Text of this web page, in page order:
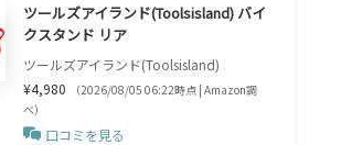
ツールズアイランド(Toolsisland) バイ
クスタンド リア
ツールズアイランド(Toolsisland)
¥4,980
（2026/08/05 06:22時点 | Amazon調
べ）
口コミを見る